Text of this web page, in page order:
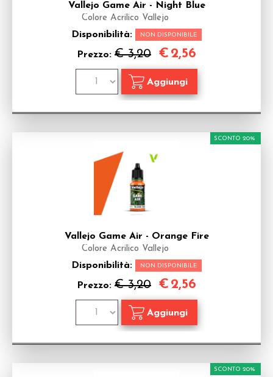
Vallejo Game Air - Night Blue
Colore Acrilico Vallejo
Disponibilità: NON DISPONIBILE
Prezzo: € 3,20 € 2,56
Vallejo Game Air - Orange Fire
Colore Acrilico Vallejo
Disponibilità: NON DISPONIBILE
Prezzo: € 3,20
SCONTO 20%
€ 2,56
SCONTO 20%